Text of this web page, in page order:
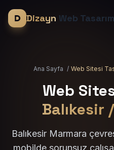
Dizayn Web Tasarım
Ana Sayfa / Web Sitesi
Web
Balıkesir
Balıkesir Marmara
mobilde sorunsuz